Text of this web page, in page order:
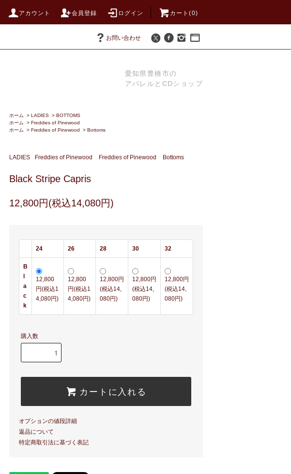
アカウント 会員登録 ログイン カート(0)
お問い合わせ
愛知県豊橋市の
アパレルとCDショップ
ホーム > LADIES > BOTTOMS
ホーム
> Freddies of Pinewood
ホーム
> Freddies of Pinewood > Bottoms
LADIES Freddies of Pinewood Freddies of Pinewood Bottoms
Black Stripe Capris
12,800円(税込14,080円)
24 26 28 30 32
B
a
c
k
12,800
円(税込1
4,080円)
12,800
円(税込1
4,080円)
12,800円
(税込14,
080円)
12,800円
(税込14,
080円)
12,800円
(税込14,
080円)
購入数
カートに入れる
オプションの値段詳細
返品について
特定商取引法に基づく表記